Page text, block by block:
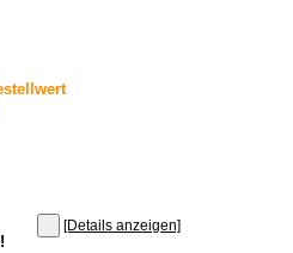
[Details anzeigen]